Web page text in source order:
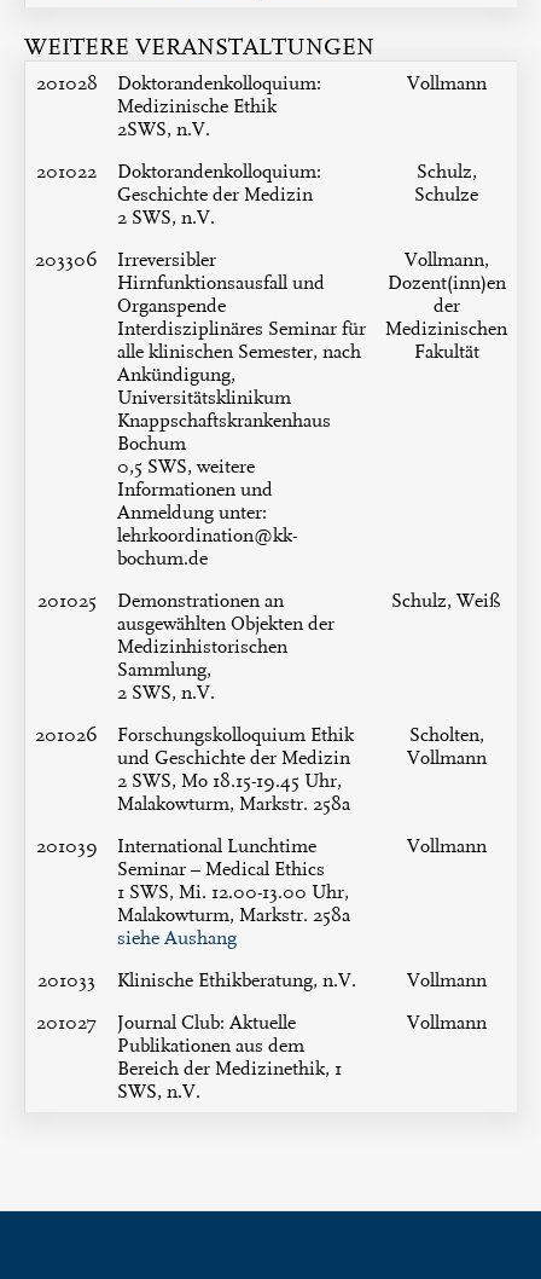
WEITERE VERANSTALTUNGEN
201028
Doktorandenkolloquium:
Medizinische Ethik
2SWS, n.V.
Vollmann
201022
Doktorandenkolloquium:
Geschichte der Medizin
2 SWS, n.V.
Schulz,
Schulze
203306
Irreversibler
Hirnfunktionsausfall und
Organspende
Interdisziplinäres Seminar für
alle klinischen Semester, nach
Ankündigung,
Universitätsklinikum
Knappschaftskrankenhaus
Bochum
0,5 SWS, weitere
Informationen und
Anmeldung unter:
lehrkoordination@kk-
bochum.de
Vollmann,
Dozent(inn)en
der
Medizinischen
Fakultät
201025
Demonstrationen an
ausgewählten Objekten der
Medizinhistorischen
Sammlung,
2 SWS, n.V.
Schulz, Weiß
201026
Forschungskolloquium Ethik
und Geschichte der Medizin
2 SWS, Mo 18.15-19.45 Uhr,
Malakowturm, Markstr. 258a
Scholten,
Vollmann
201039
International Lunchtime
Seminar – Medical Ethics
1 SWS, Mi. 12.00-13.00 Uhr,
Malakowturm, Markstr. 258a
siehe Aushang
Vollmann
201033 Klinische Ethikberatung, n.V.
Vollmann
201027
Journal Club: Aktuelle
Publikationen aus dem
Bereich der Medizinethik, 1
SWS, n.V.
Vollmann